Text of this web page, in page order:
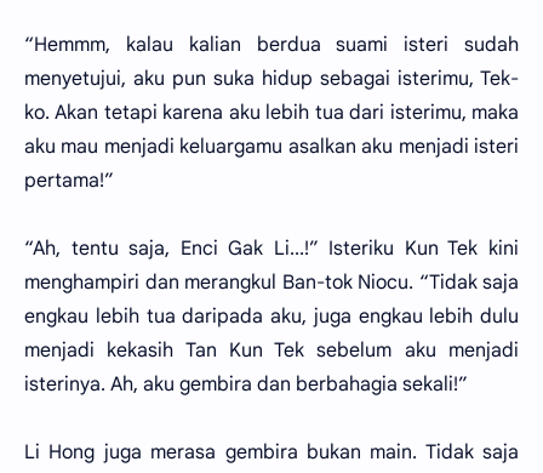
“Hemmm, kalau kalian berdua suami isteri sudah
menyetujui, aku pun suka hidup sebagai isterimu, Tek-
ko. Akan tetapi karena aku lebih tua dari isterimu, maka
aku mau menjadi keluargamu asalkan aku menjadi isteri
pertama!”
“Ah, tentu saja, Enci Gak Li...!” Isteriku Kun Tek kini
menghampiri dan merangkul Ban-tok Niocu. “Tidak saja
engkau lebih tua daripada aku, juga engkau lebih dulu
menjadi kekasih Tan Kun Tek sebelum aku menjadi
isterinya. Ah, aku gembira dan berbahagia sekali!”
Li Hong juga merasa gembira bukan main. Tidak saja